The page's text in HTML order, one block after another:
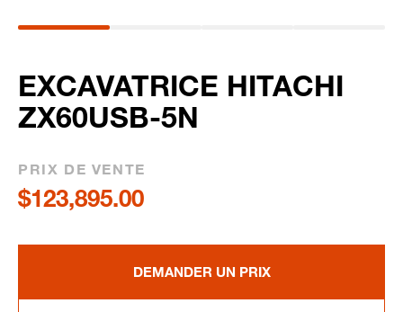
EXCAVATRICE HITACHI
ZX60USB-5N
PRIX DE VENTE
$123,895.00
DEMANDER UN PRIX